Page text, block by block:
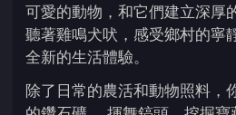
可愛的動物，和它們建立深厚
聽著雞鳴犬吠，感受鄉村的寧
全新的生活體驗。
除了日常的農活和動物照料，